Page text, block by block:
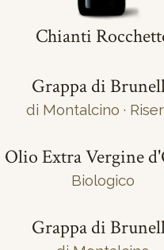
Chianti
Grappa di
di Montalcino ·
Olio Extra Vergine
Biologico
Grappa di